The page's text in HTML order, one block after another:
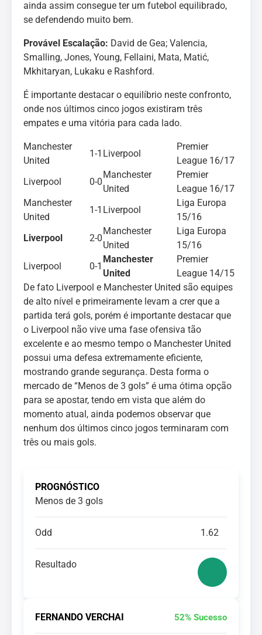
ainda assim consegue ter um futebol equilibrado,
se defendendo muito bem.
Provável Escalação: David de Gea; Valencia,
Smalling, Jones, Young, Fellaini, Mata, Matić,
Mkhitaryan, Lukaku e Rashford.
É importante destacar o equilíbrio neste confronto,
onde nos últimos cinco jogos existiram três
empates e uma vitória para cada lado.
Manchester
United
1-1 Liverpool
Premier
League 16/17
Liverpool
0-0
Manchester
United
Premier
League 16/17
Manchester
United
1-1 Liverpool
Liga Europa
15/16
Liverpool
2-0
Manchester
United
Liga Europa
15/16
Liverpool
0-1
Manchester
United
Premier
League 14/15
De fato Liverpool e Manchester United são equipes
de alto nível e primeiramente levam a crer que a
partida terá gols, porém é importante destacar que
o Liverpool não vive uma fase ofensiva tão
excelente e ao mesmo tempo o Manchester United
possui uma defesa extremamente eficiente,
mostrando grande segurança. Desta forma o
mercado de “Menos de 3 gols” é uma ótima opção
para se apostar, tendo em vista que além do
momento atual, ainda podemos observar que
nenhum dos últimos cinco jogos terminaram com
três ou mais gols.
PROGNÓSTICO
Menos de 3 gols
Odd 1.62
Resultado
FERNANDO VERCHAI 52% Sucesso